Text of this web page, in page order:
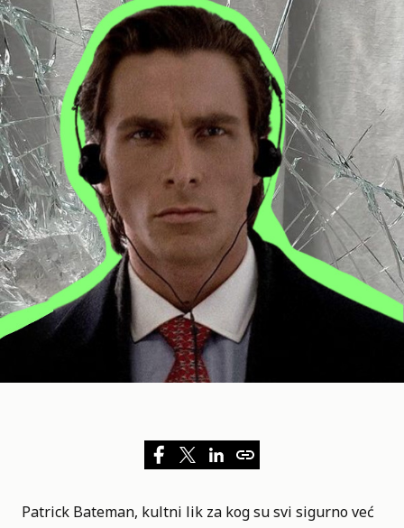
Patrick Bateman, kultni lik za kog su svi sigurno već